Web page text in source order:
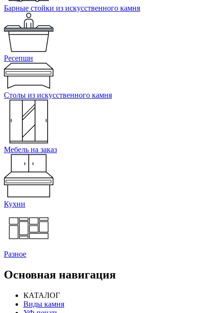
Барные стойки из искусственного камня
Ресепшн
Cтолы из искусственного камня
Мебель на заказ
Кухни
Разное
Основная навигация
КАТАЛОГ
Виды камня